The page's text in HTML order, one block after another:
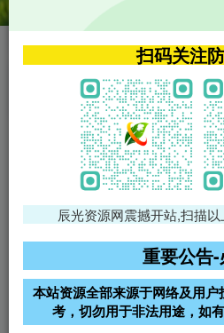
VIP特权介绍
VIP特权介绍
火
VIP特权介绍
免费领支付宝红包
腾
阿里云2核2G200M服务器68元/
年
扫码关注
辰光资源网震撼开站,扫描
重要公告
本站资源全部来源于网络及用
考，切勿用于非法用途，如